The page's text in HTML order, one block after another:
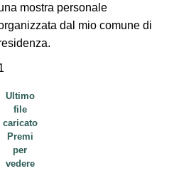
mostra personale
dal mio comune di
Ultimo
file
caricato
Premi
per
vedere